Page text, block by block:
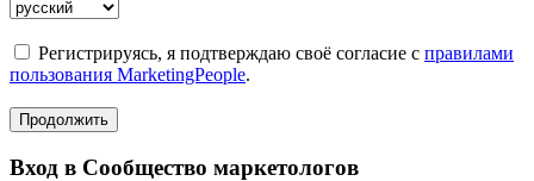
Регистрируясь, я подтверждаю своё согласие с правилами
пользования MarketingPeople.
Продолжить
Вход в Сообщество маркетологов